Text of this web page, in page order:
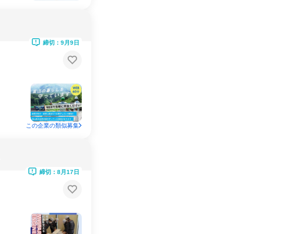
締切：9月9日
この企業の類似募集
締切：8月17日